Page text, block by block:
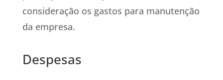
consideração os gastos para manutenção
da empresa.
Despesas